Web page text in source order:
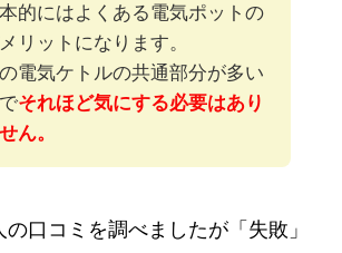
的にはよくある電気ポットの
リットになります。
電気ケトルの共通部分が多い
それほど気にする必要はあり
ん。
口コミを調べましたが「失敗」